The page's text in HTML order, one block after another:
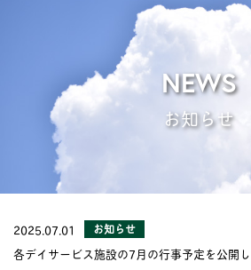
NEWS
お知らせ
2025.07.01 お知らせ
各デイサービス施設の7月の行事予定を公開